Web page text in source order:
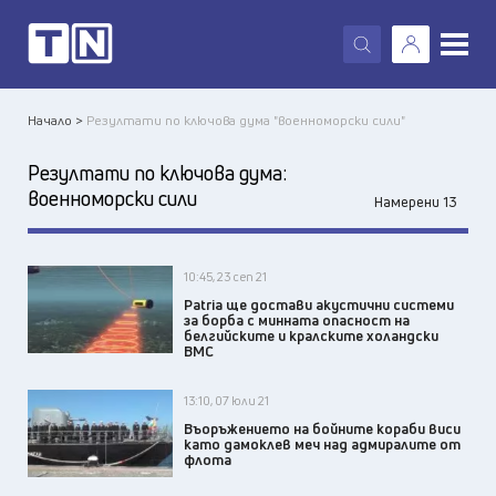
X
Начало > Резултати по ключова дума "военноморски сили"
Резултати по ключова дума:
военноморски сили
Намерени 13
10:45, 23 сеп 21
Patria ще достави акустични системи
за борба с минната опасност на
белгийските и кралските холандски
ВМС
13:10, 07 юли 21
Въоръжението на бойните кораби виси
като дамоклев меч над адмиралите от
флота